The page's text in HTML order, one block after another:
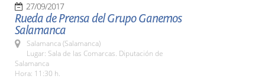
27/09/2017
Rueda de Prensa del Grupo Ganemos
Salamanca
Salamanca (Salamanca)
Lugar: Sala de las Comarcas. Diputación de
Salamanca
Hora: 11:30 h.